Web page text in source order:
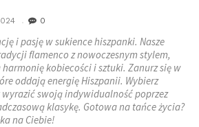
0
i pasję w sukience hiszpanki. Nasze
flamenco z nowoczesnym stylem,
kobiecości i sztuki. Zanurz się w
oddają energię Hiszpanii. Wybierz
swoją indywidualność poprzez
klasykę. Gotowa na tańce życia?
na Ciebie!